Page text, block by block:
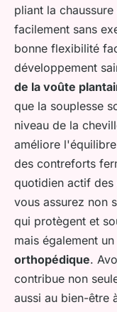
pliant la
facilement sans
bonne flexibilité
développement
de la voûte
que la souplesse
niveau de la
améliore
des contreforts
quotidien actif des
vous assurez non
qui protègent et
mais également
orthopédique.
contribue non
aussi au bien-être